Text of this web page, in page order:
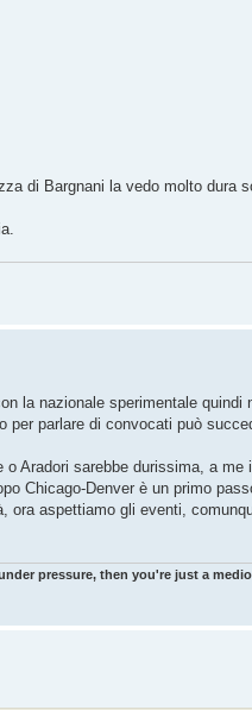
di Bargnani la vedo molto dura
la nazionale sperimentale
parlare di convocati può
Aradori sarebbe durissima, a
Chicago-Denver è un primo
aspettiamo gli eventi,
pressure, then you're just a